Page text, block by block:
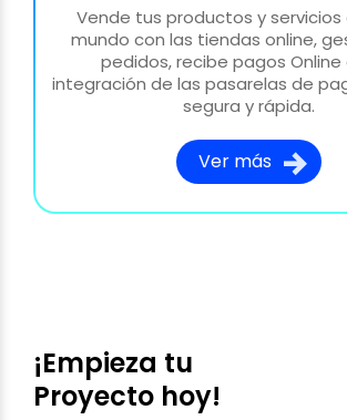
Vende tus productos y
mundo con las tiendas online,
pedidos, recibe pagos Online
integración de las pasarelas de
segura y rápida.
Ver más
¡Empieza tu
Proyecto hoy!